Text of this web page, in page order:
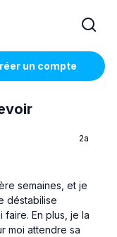
un compte
2a
semaines, et je
déstabilise
En plus, je la
moi attendre sa